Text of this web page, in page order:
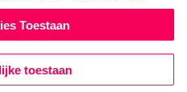
Toestaan
toestaan